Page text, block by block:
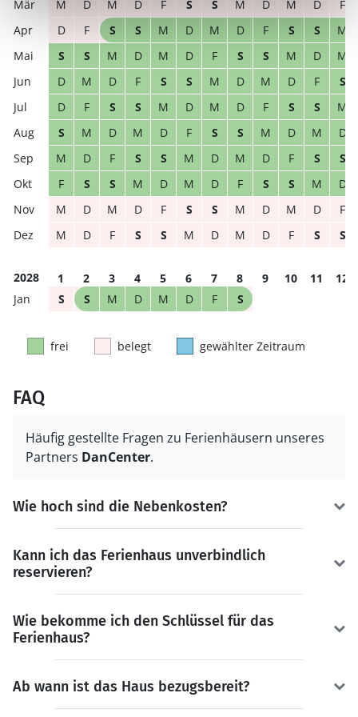
M
D M D F S S M D M D
F
D
F S S M D M D F S S
M
S
S M D M D F S S M D
M
D
M D F S S M D M D F
S
D
F S S M D M D F S S
M
S
M D M D F S S M D M
D
M
D F S S M D M D F S
S
F
S S M D M D F S S M
D
M
D M D F S S M D M D
F
M
D F S S M D M D F S S
2028 1 2 3 4 5 6 7 8 9 10 11
12
S
S M D M D F S
frei belegt gewählter Zeitraum
FAQ
Häufig gestellte Fragen zu Ferienhäusern unseres
Partners DanCenter.
Wie hoch sind die Nebenkosten?
Kann ich das Ferienhaus unverbindlich
reservieren?
Wie bekomme ich den Schlüssel für das
Ferienhaus?
Ab wann ist das Haus bezugsbereit?